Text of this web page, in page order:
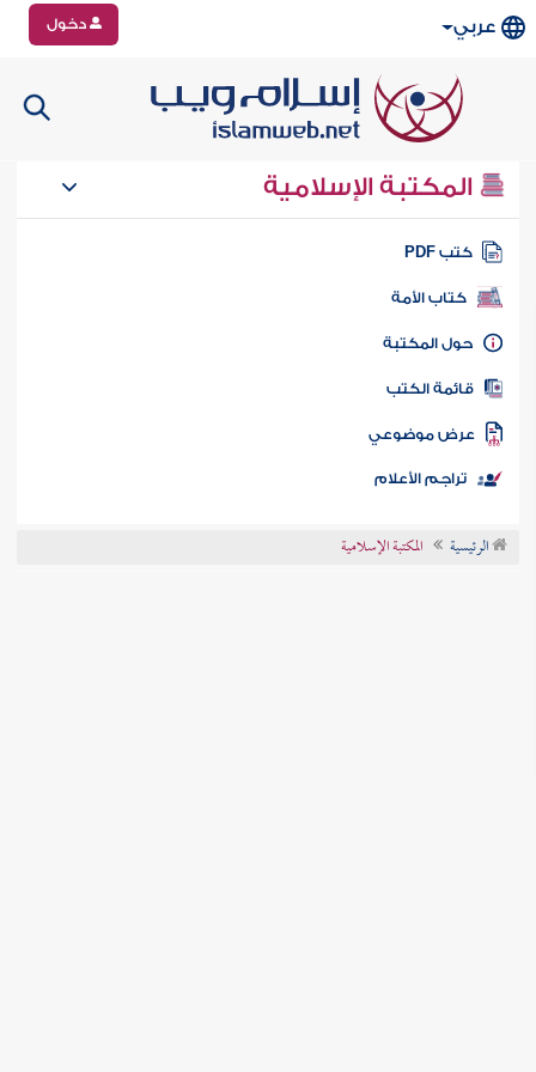
عربي دخول
المكتبة الإسلامية
كتب PDF
كتاب الأمة
المكتبة
الكتب
موضوعي
تراجم الأعلام
الرئيسية المكتبة الإسلامية